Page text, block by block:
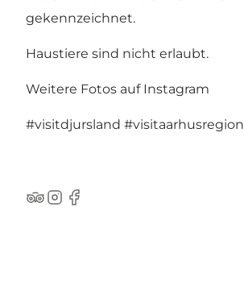
gekennzeichnet.
Haustiere sind nicht erlaubt.
Weitere Fotos auf Instagram
#visitdjursland #visitaarhusregion
TripAdvisor
Instagram
Facebook